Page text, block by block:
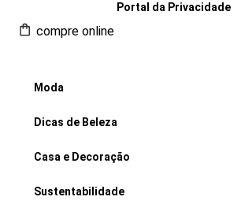
Portal da Privacidade
compre online
Moda
Dicas de Beleza
Casa e Decoração
Sustentabilidade